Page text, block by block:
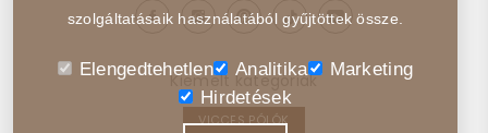
Kiemelt kategóriák
VICCES PÓLÓK
szolgáltatásaik használatából gyűjtöttek össze.
Elengedtehetlen Analitika
Marketing
Hirdetések